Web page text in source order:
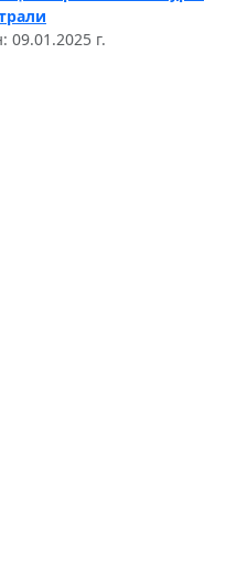
09.01.2025 г.